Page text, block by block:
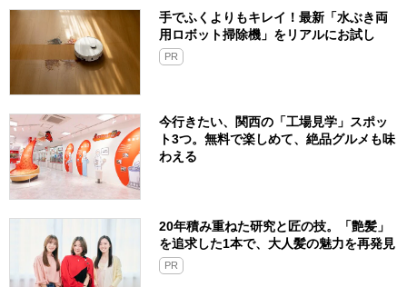
手でふくよりもキレイ！最新「水ぶき両
用ロボット掃除機」をリアルにお試し
PR
今行きたい、関西の「工場見学」スポッ
ト3つ。無料で楽しめて、絶品グルメも味
わえる
20年積み重ねた研究と匠の技。「艶髪」
を追求した1本で、大人髪の魅力を再発見
PR